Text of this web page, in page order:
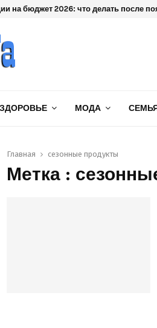
на бюджет 2026: что делать после
ЗДОРОВЬЕ МОДА
Главная сезонные продукты
Метка :